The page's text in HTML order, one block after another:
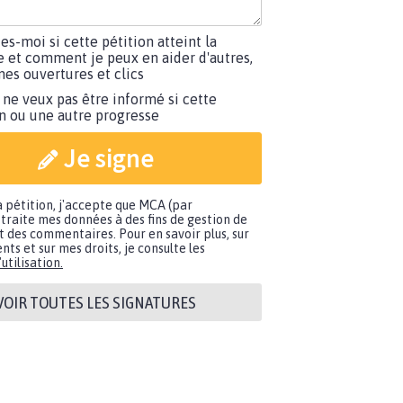
moi si cette pétition atteint la
et comment je peux en aider d'autres,
ouvertures et clics
ne veux pas être informé si cette
ou une autre progresse
Je signe
pétition, j'accepte que MCA (par
mes données à des fins de gestion de
des commentaires. Pour en savoir plus, sur
et sur mes droits, je consulte les
TOUTES LES SIGNATURES